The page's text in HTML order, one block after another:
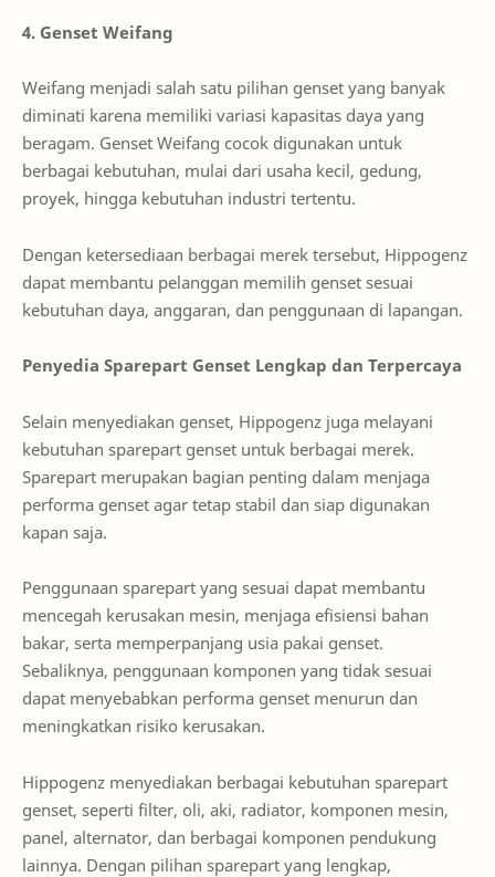
4. Genset Weifang
Weifang menjadi salah satu pilihan genset yang banyak
diminati karena memiliki variasi kapasitas daya yang
beragam. Genset Weifang cocok digunakan untuk
berbagai kebutuhan, mulai dari usaha kecil, gedung,
proyek, hingga kebutuhan industri tertentu.
Dengan ketersediaan berbagai merek tersebut, Hippogenz
dapat membantu pelanggan memilih genset sesuai
kebutuhan daya, anggaran, dan penggunaan di lapangan.
Penyedia Sparepart Genset Lengkap dan Terpercaya
Selain menyediakan genset, Hippogenz juga melayani
kebutuhan sparepart genset untuk berbagai merek.
Sparepart merupakan bagian penting dalam menjaga
performa genset agar tetap stabil dan siap digunakan
kapan saja.
Penggunaan sparepart yang sesuai dapat membantu
mencegah kerusakan mesin, menjaga efisiensi bahan
bakar, serta memperpanjang usia pakai genset.
Sebaliknya, penggunaan komponen yang tidak sesuai
dapat menyebabkan performa genset menurun dan
meningkatkan risiko kerusakan.
Hippogenz menyediakan berbagai kebutuhan sparepart
genset, seperti filter, oli, aki, radiator, komponen mesin,
panel, alternator, dan berbagai komponen pendukung
lainnya. Dengan pilihan sparepart yang lengkap,